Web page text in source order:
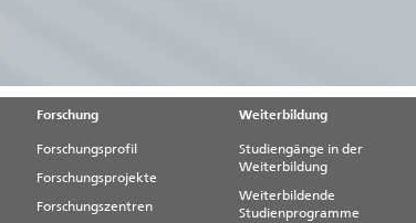
Forschung
Forschungsprofil
Forschungsprojekte
Forschungszentren
Weiterbildung
Studiengänge in der
Weiterbildung
Weiterbildende
Studienprogramme